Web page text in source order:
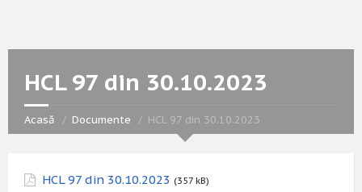
HCL 97 din 30.10.2023
Acasă Documente HCL 97 din 30.10.2023
HCL 97 din 30.10.2023 (357 kB)